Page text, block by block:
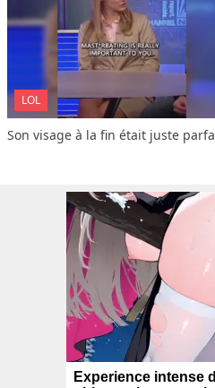
LOL
Son visage à la fin était juste